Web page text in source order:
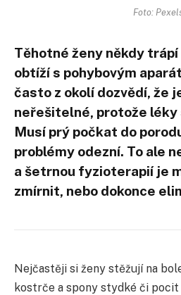
Foto:
Těhotné ženy někdy
obtíží s pohybovým
často z okolí dozvědí, že
neřešitelné, protože léky
Musí prý počkat do
problémy odezní. To ale
a šetrnou fyzioterapií je
zmírnit, nebo dokonce
Nejčastěji si ženy stěžují na
kostrče a spony stydké či